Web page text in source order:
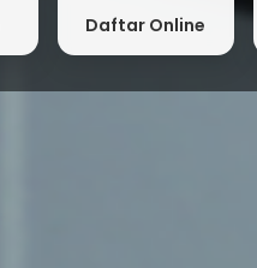
Daftar Online